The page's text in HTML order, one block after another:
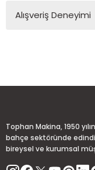
konularda yetersiz
Bu ürüne benzer
Alışveriş Deneyimi
Tophan Makina, 1950
bahçe sektöründe
bireysel ve kurumsal